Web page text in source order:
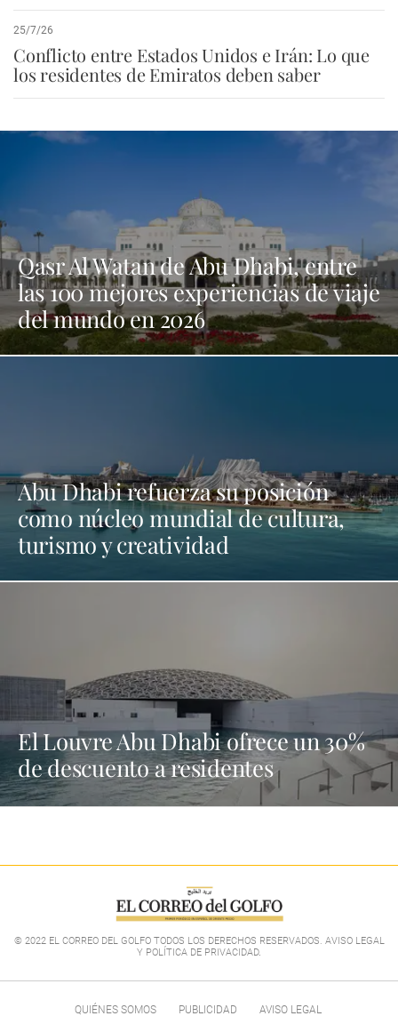
25/7/26
Conflicto entre Estados Unidos e Irán: Lo que
los residentes de Emiratos deben saber
Qasr Al Watan de Abu Dhabi, entre
las 100 mejores experiencias de viaje
del mundo en 2026
Abu Dhabi refuerza su posición
como núcleo mundial de cultura,
turismo y creatividad
El Louvre Abu Dhabi ofrece un 30%
de descuento a residentes
© 2022 EL CORREO DEL GOLFO TODOS LOS DERECHOS RESERVADOS. AVISO LEGAL
Y POLÍTICA DE PRIVACIDAD.
QUIÉNES SOMOS PUBLICIDAD AVISO LEGAL